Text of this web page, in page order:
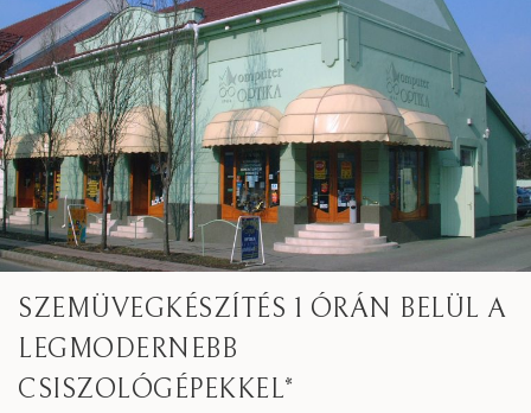
TERMÉKEK
BEMUTATKOZÁS
GYAKORI KÉRDÉSEK
ELÉRHETŐSÉG
SZEMÜVEGKÉSZÍTÉS 1 ÓRÁN BELÜL A
LEGMODERNEBB
CSISZOLÓGÉPEKKEL*